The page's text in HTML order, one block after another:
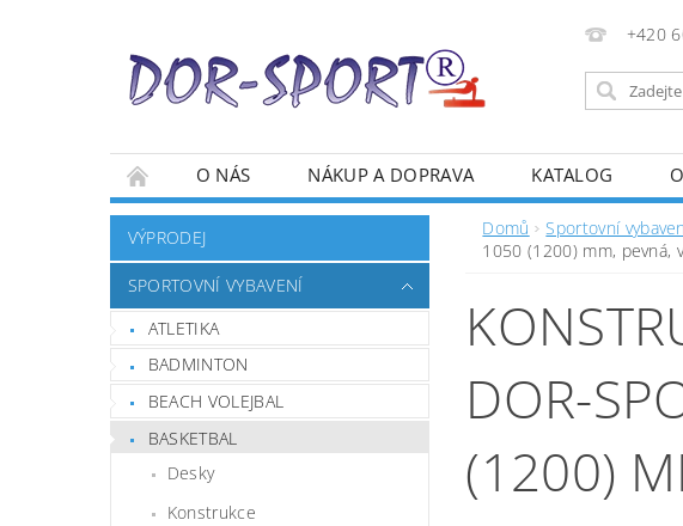
+420
O NÁS NÁKUP A DOPRAVA KATALOG
VÝPRODEJ
SPORTOVNÍ VYBAVENÍ
ATLETIKA
BADMINTON
BEACH VOLEJBAL
BASKETBAL
Desky
Konstrukce
Domů Sportovní
1050 (1200) mm, pevná,
DOR-
(1200)